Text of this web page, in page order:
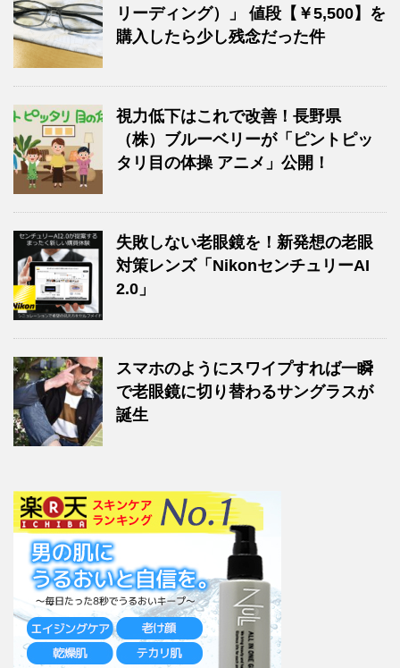
リーディング）」 値段【￥5,500】を
購入したら少し残念だった件
視力低下はこれで改善！長野県
（株）ブルーベリーが「ピントピッ
タリ目の体操 アニメ」公開！
失敗しない老眼鏡を！新発想の老眼
対策レンズ「NikonセンチュリーAI
2.0」
スマホのようにスワイプすれば一瞬
で老眼鏡に切り替わるサングラスが
誕生